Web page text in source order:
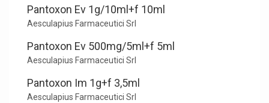
Pantoxon Ev 1g/10ml+f 10ml
Aesculapius Farmaceutici Srl
Pantoxon Ev 500mg/5ml+f 5ml
Aesculapius Farmaceutici Srl
Pantoxon Im 1g+f 3,5ml
Aesculapius Farmaceutici Srl